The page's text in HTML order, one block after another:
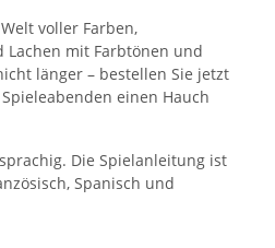
voller Farben,
mit Farbtönen und
länger – bestellen Sie jetzt
einen Hauch
Die Spielanleitung ist
Spanisch und